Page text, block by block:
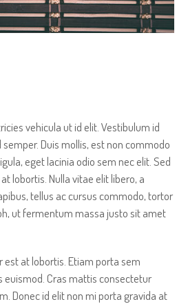
vehicula ut id elit. Vestibulum id
Duis mollis, est non commodo
eget lacinia odio sem nec elit. Sed
lobortis. Nulla vitae elit libero, a
tellus ac cursus commodo, tortor
ut fermentum massa justo sit amet
at lobortis. Etiam porta sem
euismod. Cras mattis consectetur
Donec id elit non mi porta gravida at